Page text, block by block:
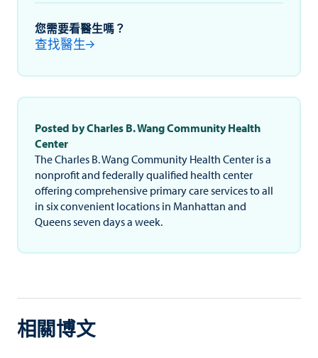
您需要看醫生嗎？
查找醫生
Posted by Charles B. Wang Community Health
Center
The Charles B. Wang Community Health Center is a
nonprofit and federally qualified health center
offering comprehensive primary care services to all
in six convenient locations in Manhattan and
Queens seven days a week.
相關博文